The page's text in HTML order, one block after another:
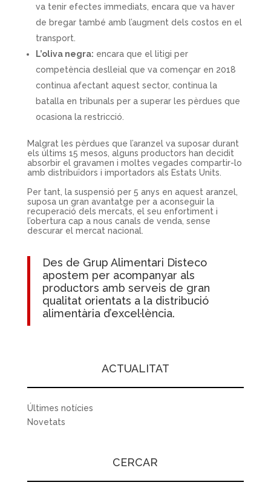
va tenir efectes immediats, encara que va haver
de bregar també amb l’augment dels costos en el
transport.
L’oliva negra: encara que el litigi per
competència deslleial que va començar en 2018
continua afectant aquest sector, continua la
batalla en tribunals per a superar les pèrdues que
ocasiona la restricció.
Malgrat les pèrdues que l’aranzel va suposar durant
els últims 15 mesos, alguns productors han decidit
absorbir el gravamen i moltes vegades compartir-lo
amb distribuïdors i importadors als Estats Units.
Per tant, la suspensió per 5 anys en aquest aranzel,
suposa un gran avantatge per a aconseguir la
recuperació dels mercats, el seu enfortiment i
l’obertura cap a nous canals de venda, sense
descurar el mercat nacional.
Des de Grup Alimentari Disteco
apostem per acompanyar als
productors amb serveis de gran
qualitat orientats a la distribució
alimentària d’excel·lència.
ACTUALITAT
Últimes notícies
Novetats
CERCAR